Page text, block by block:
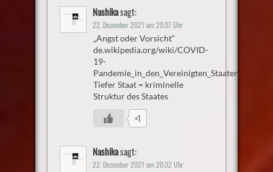
Nashikasagt:
22. Dezember 2021 um 20:37 Uhr
„Angst oder Vorsicht“
de.wikipedia.org/wiki/COVID-
19-
Pandemie_in_den_Vereinigten_Staaten
Tiefer Staat = kriminelle
Struktur des Staates
+1
Nashikasagt:
22. Dezember 2021 um 20:32 Uhr